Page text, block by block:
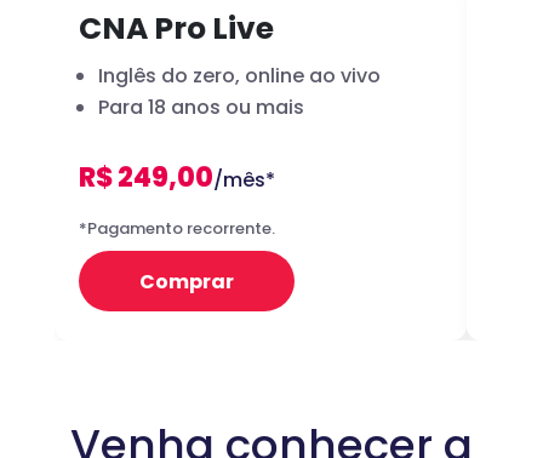
CNA Pro Live
Inglês do zero, online ao vivo
Para 18 anos ou mais
R$ 249,00/mês*
*Pagamento recorrente.
Comprar
Venha conhecer a